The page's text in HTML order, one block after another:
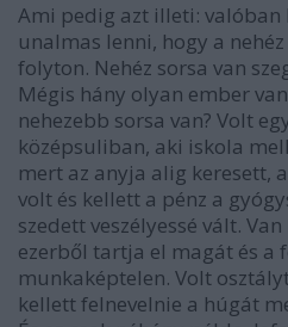
Ami pedig azt illeti: valóban
unalmas lenni, hogy a
folyton. Nehéz sorsa van
Mégis hány olyan ember
nehezebb sorsa van? Volt
középsuliban, aki iskola
mert az anyja alig keresett,
volt és kellett a pénz a
szedett veszélyessé vált.
ezerből tartja el magát és a
munkaképtelen. Volt
kellett felnevelnie a húgát